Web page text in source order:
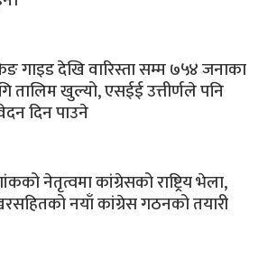
गाइड देखि वारिस्ता सम्म ७५४ जनाका
तालिम खुल्यो, एसईई उत्तीर्णले पनि
दिन पाउने
नेतृत्वमा कांग्रेसको राष्ट्रिय भेला,
नयाँ कांग्रेस गठनको तयारी